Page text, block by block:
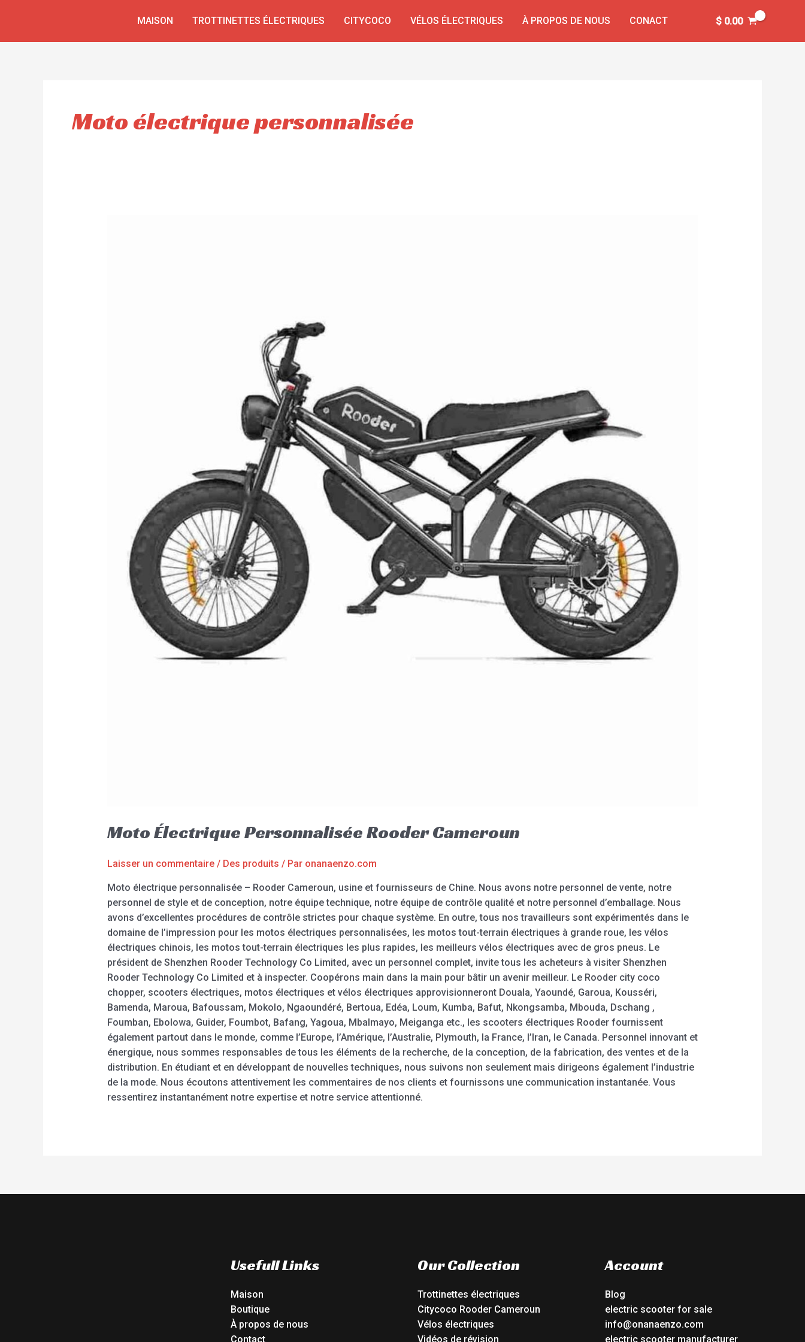
MAISON TROTTINETTES ÉLECTRIQUES CITYCOCO VÉLOS ÉLECTRIQUES À PROPOS DE NOUS CONACT $0.00
Moto électrique personnalisée
Moto Électrique Personnalisée Rooder Cameroun
Laisser un commentaire / Des produits / Par onanaenzo.com
Moto électrique personnalisée – Rooder Cameroun, usine et fournisseurs de Chine. Nous avons notre personnel de vente, notre
personnel de style et de conception, notre équipe technique, notre équipe de contrôle qualité et notre personnel d’emballage. Nous
avons d’excellentes procédures de contrôle strictes pour chaque système. En outre, tous nos travailleurs sont expérimentés dans le
domaine de l’impression pour les motos électriques personnalisées, les motos tout-terrain électriques à grande roue, les vélos
électriques chinois, les motos tout-terrain électriques les plus rapides, les meilleurs vélos électriques avec de gros pneus. Le
président de Shenzhen Rooder Technology Co Limited, avec un personnel complet, invite tous les acheteurs à visiter Shenzhen
Rooder Technology Co Limited et à inspecter. Coopérons main dans la main pour bâtir un avenir meilleur. Le Rooder city coco
chopper, scooters électriques, motos électriques et vélos électriques approvisionneront Douala, Yaoundé, Garoua, Kousséri,
Bamenda, Maroua, Bafoussam, Mokolo, Ngaoundéré, Bertoua, Edéa, Loum, Kumba, Bafut, Nkongsamba, Mbouda, Dschang ,
Foumban, Ebolowa, Guider, Foumbot, Bafang, Yagoua, Mbalmayo, Meiganga etc., les scooters électriques Rooder fournissent
également partout dans le monde, comme l’Europe, l’Amérique, l’Australie, Plymouth, la France, l’Iran, le Canada. Personnel innovant et
énergique, nous sommes responsables de tous les éléments de la recherche, de la conception, de la fabrication, des ventes et de la
distribution. En étudiant et en développant de nouvelles techniques, nous suivons non seulement mais dirigeons également l’industrie
de la mode. Nous écoutons attentivement les commentaires de nos clients et fournissons une communication instantanée. Vous
ressentirez instantanément notre expertise et notre service attentionné.
Usefull Links
Maison
Boutique
À propos de nous
Contact
Our Collection
Trottinettes électriques
Citycoco Rooder Cameroun
Vélos électriques
Vidéos de révision
Account
Blog
electric scooter for sale
info@onanaenzo.com
electric scooter manufacturer